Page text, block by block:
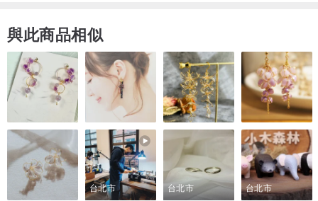
■ 特點一:超服貼的印刷感!
不同於貼"紙"堆疊時的厚度感，平滑的拼貼，就像是一種乾性顏料自
由上色在物品上！
與此商品相似
台北市 台北市 台北市